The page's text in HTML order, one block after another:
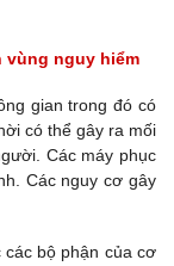
vùng nguy hiểm
gian trong đó có
có thể gây ra mối
Các máy phục
Các nguy cơ gây
các bộ phận của cơ